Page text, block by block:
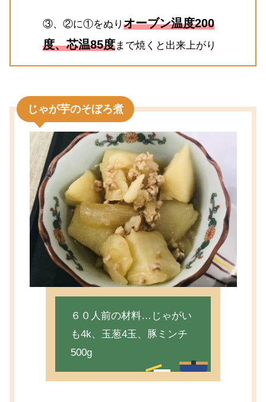
③、②に①をぬりオーブン温度200
度、芯温85度まで焼くと出来上がり
じゃが芋のそぼろ煮
６０人前の材料…じゃがい
も4k、玉葱4玉、豚ミンチ
500g